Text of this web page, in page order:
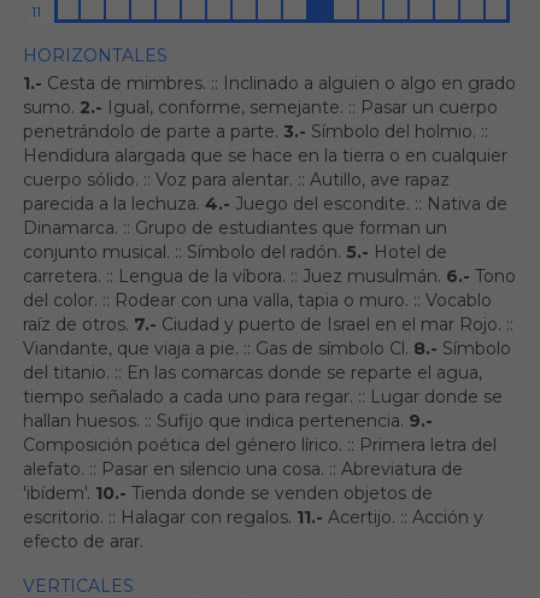
HORIZONTALES
1.- Cesta de mimbres. :: Inclinado a alguien o algo en grado
sumo. 2.- Igual, conforme, semejante. :: Pasar un cuerpo
penetrándolo de parte a parte. 3.- Símbolo del holmio. ::
Hendidura alargada que se hace en la tierra o en cualquier
cuerpo sólido. :: Voz para alentar. :: Autillo, ave rapaz
parecida a la lechuza. 4.- Juego del escondite. :: Nativa de
Dinamarca. :: Grupo de estudiantes que forman un
conjunto musical. :: Símbolo del radón. 5.- Hotel de
carretera. :: Lengua de la víbora. :: Juez musulmán. 6.- Tono
del color. :: Rodear con una valla, tapia o muro. :: Vocablo
raíz de otros. 7.- Ciudad y puerto de Israel en el mar Rojo. ::
Viandante, que viaja a pie. :: Gas de símbolo Cl. 8.- Símbolo
del titanio. :: En las comarcas donde se reparte el agua,
tiempo señalado a cada uno para regar. :: Lugar donde se
hallan huesos. :: Sufijo que indica pertenencia. 9.-
Composición poética del género lírico. :: Primera letra del
alefato. :: Pasar en silencio una cosa. :: Abreviatura de
'ibídem'. 10.- Tienda donde se venden objetos de
escritorio. :: Halagar con regalos. 11.- Acertijo. :: Acción y
efecto de arar.
VERTICALES